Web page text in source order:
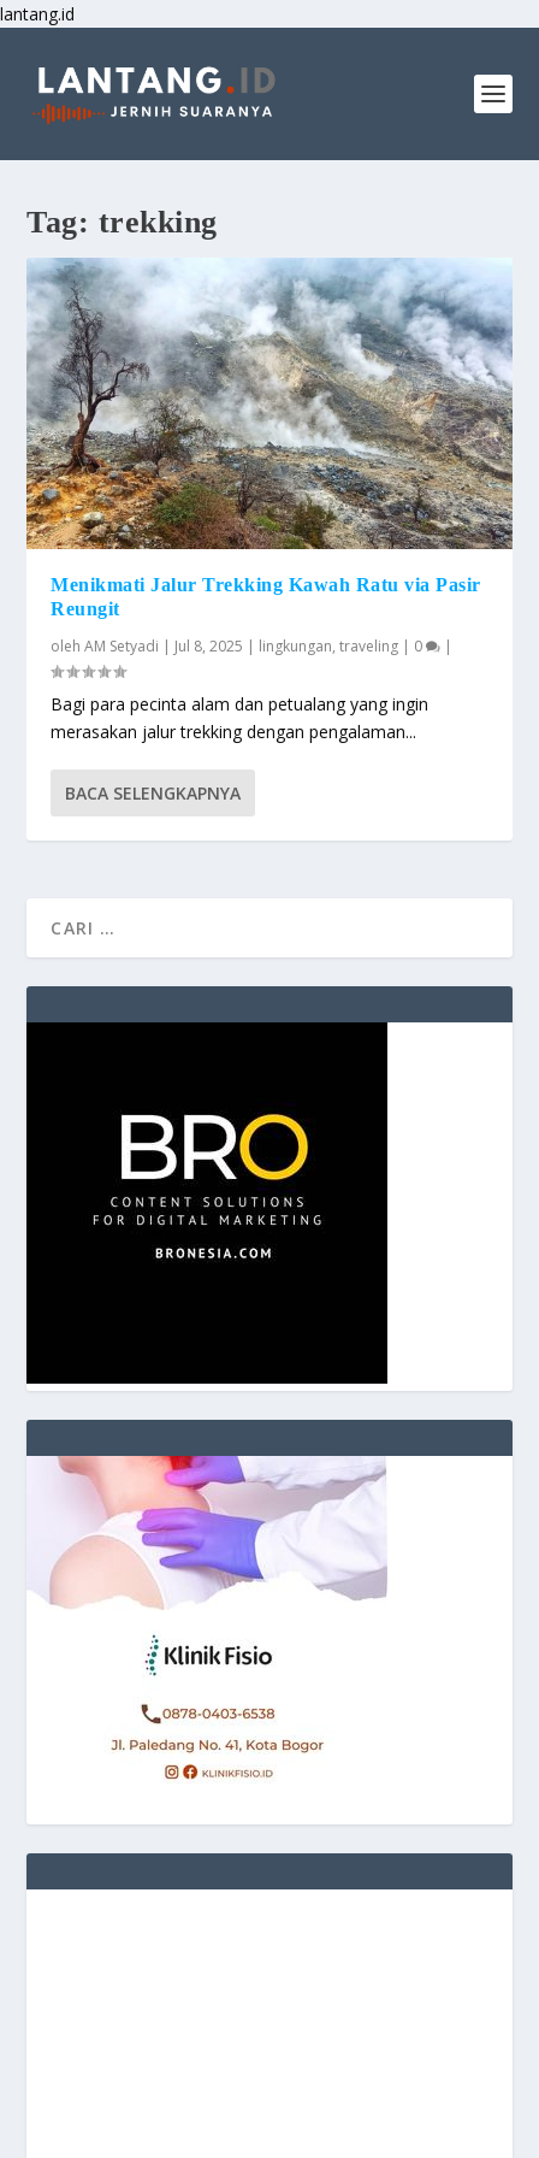
lantang.id
Tag: trekking
Menikmati Jalur Trekking Kawah Ratu via Pasir
Reungit
olehAM Setyadi | Jul 8, 2025 | lingkungan,traveling | 0 |
Bagi para pecinta alam dan petualang yang ingin
merasakan jalur trekking dengan pengalaman...
BACA SELENGKAPNYA